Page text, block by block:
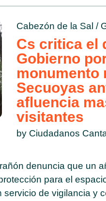
Cabezón de la Sal /
Cs critica el
Gobierno
monumento
Secuoyas
afluencia
visitantes
by Ciudadanos
denuncia que un
para el
servicio de vigilancia y